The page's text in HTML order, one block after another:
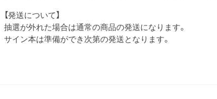
【発送について】
抽選が外れた場合は通常の商品の発送になります。
サイン本は準備ができ次第の発送となります。